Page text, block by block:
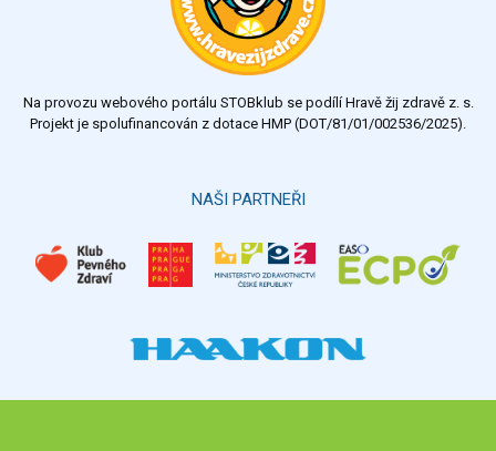
Na provozu webového portálu STOBklub se podílí Hravě žij zdravě z. s.
Projekt je spolufinancován z dotace HMP (DOT/81/01/002536/2025).
NAŠI PARTNEŘI